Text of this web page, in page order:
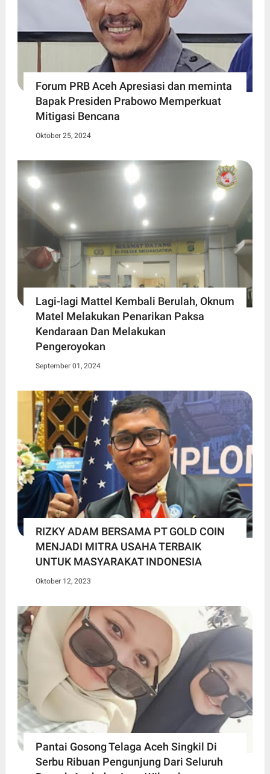
Forum PRB Aceh Apresiasi dan meminta
Bapak Presiden Prabowo Memperkuat
Mitigasi Bencana
Oktober 25, 2024
Lagi-lagi Mattel Kembali Berulah, Oknum
Matel Melakukan Penarikan Paksa
Kendaraan Dan Melakukan
Pengeroyokan
September 01, 2024
RIZKY ADAM BERSAMA PT GOLD COIN
MENJADI MITRA USAHA TERBAIK
UNTUK MASYARAKAT INDONESIA
Oktober 12, 2023
Pantai Gosong Telaga Aceh Singkil Di
Serbu Ribuan Pengunjung Dari Seluruh